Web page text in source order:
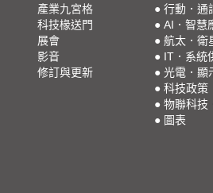
產業九宮格
科技椽送門
展會
影音
修訂與更新
● 行動．通
● AI．智慧
● 航太．衛
● IT．系統
● 光電．顯
● 科技政策
● 物聯科技
● 圖表